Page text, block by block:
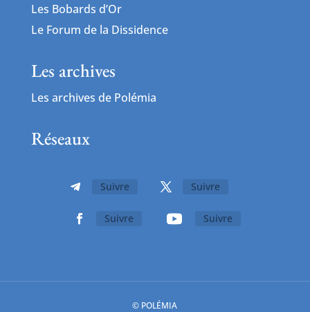
Les Bobards d’Or
Le Forum de la Dissidence
Les archives
Les archives de Polémia
Réseaux
Suivre Suivre
Suivre Suivre
© POLÉMIA